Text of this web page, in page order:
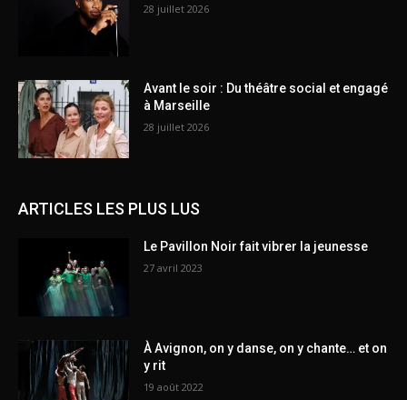
28 juillet 2026
Avant le soir : Du théâtre social et engagé
à Marseille
28 juillet 2026
ARTICLES LES PLUS LUS
Le Pavillon Noir fait vibrer la jeunesse
27 avril 2023
À Avignon, on y danse, on y chante… et on
y rit
19 août 2022